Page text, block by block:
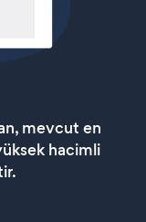
mevcut en
hacimli